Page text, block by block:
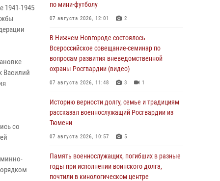
1941-1945
Василий
со
минно-
по мини-футболу
07 августа 2026, 12:01 2
В Нижнем Новгороде состоялось
Всероссийское совещание-семинар по
вопросам развития вневедомственной
охраны Росгвардии (видео)
07 августа 2026, 11:48 3 1
Историю верности долгу, семье и традициям
рассказал военнослужащий Росгвардии из
Тюмени
07 августа 2026, 10:57 5
Память военнослужащих, погибших в разные
годы при исполнении воинского долга,
почтили в кинологическом центре